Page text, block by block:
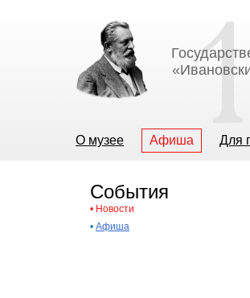
О музее Афиша Для
События
• Новости
• Афиша